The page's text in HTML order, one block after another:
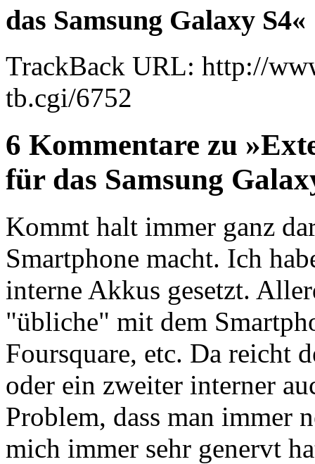
das Samsung Galaxy S4«
TrackBack URL: http://
tb.cgi/6752
6 Kommentare zu
für das Samsung
Kommt halt immer ganz
Smartphone macht. Ich
interne Akkus gesetzt.
"übliche" mit dem
Foursquare, etc. Da reicht
oder ein zweiter interner
Problem, dass man immer
mich immer sehr genervt